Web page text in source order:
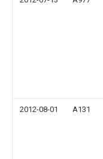
2012-08-01 A131